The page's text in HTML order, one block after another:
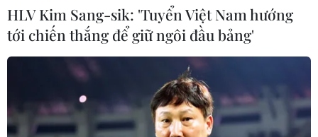
Kế hoạch xây dựng trung tâm trí tuệ nhân tạo của
Nvidia tại Indonesia thể hiện sự đầu tư mạnh mẽ vào
Đông Nam Á khi nhu cầu dữ liệu trong khu vực bùng nổ
nhờ nền kinh tế kỹ thuật số đang phát triển.
HLV Kim Sang-sik: 'Tuyển Việt Nam hướng
tới chiến thắng để giữ ngôi đầu bảng'